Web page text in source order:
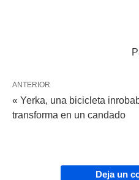
ANTERIOR
« Yerka, una bicicleta
transforma en un candado
Deja un